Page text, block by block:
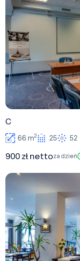
C
66 m2 25 52
900 zł nettoza dzień